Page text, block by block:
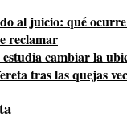
al juicio: qué
reclamar
cambiar la
tras las quejas